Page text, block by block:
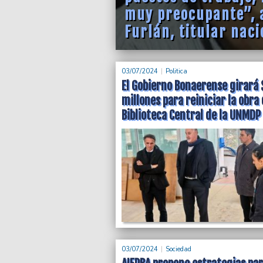
muy preocupante”,
Furlán, titular
“Estado y mercado
contradictorios”,
el cierre del
Bonaerense
03/07/2024 Politica
El Gobierno Bonaerense girará
millones para reiniciar la obra
Biblioteca Central de la UNMDP
03/07/2024 Sociedad